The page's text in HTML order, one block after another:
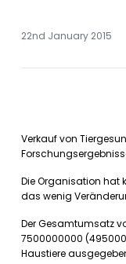
22nd January 2015
Verkauf von
Die Organisation hat
das wenig
Der Gesamtumsatz
7500000000
Haustiere